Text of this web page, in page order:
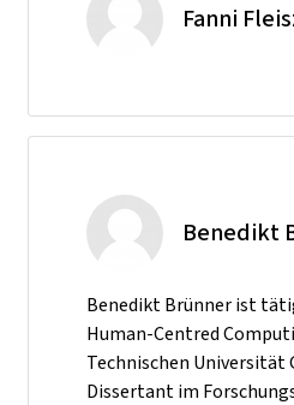
Fanni
Benedikt
Benedikt Brünner ist
Human-Centred
Technischen Universität
Dissertant im